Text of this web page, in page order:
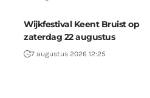
Wijkfestival Keent Bruist op
zaterdag 22 augustus
7 augustus 2026 12:25